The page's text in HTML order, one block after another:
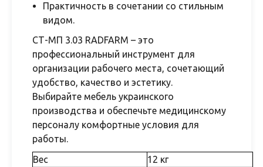
Практичность в сочетании со стильным
видом.
СТ-МП 3.03 RADFARM – это
профессиональный инструмент для
организации рабочего места, сочетающий
удобство, качество и эстетику.
Выбирайте мебель украинского
производства и обеспечьте медицинскому
персоналу комфортные условия для
работы.
Вес
12 кг